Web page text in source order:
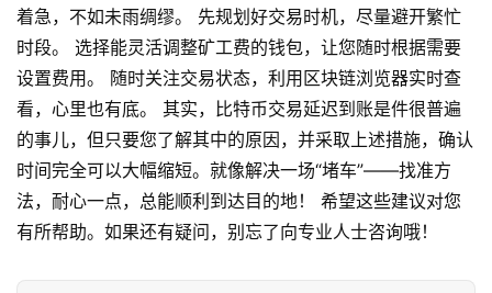
着急，不如未雨绸缪。 先规划好交易时机，尽量避开繁忙
时段。 选择能灵活调整矿工费的钱包，让您随时根据需要
设置费用。 随时关注交易状态，利用区块链浏览器实时查
看，心里也有底。 其实，比特币交易延迟到账是件很普遍
的事儿，但只要您了解其中的原因，并采取上述措施，确认
时间完全可以大幅缩短。就像解决一场“堵车”——找准方
法，耐心一点，总能顺利到达目的地！ 希望这些建议对您
有所帮助。如果还有疑问，别忘了向专业人士咨询哦！